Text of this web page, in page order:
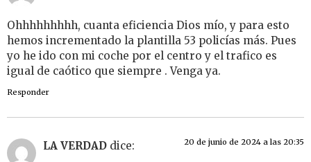
Ohhhhhhhhh, cuanta eficiencia Dios mío, y para esto
hemos incrementado la plantilla 53 policías más. Pues
yo he ido con mi coche por el centro y el trafico es
igual de caótico que siempre . Venga ya.
Responder
LA VERDAD dice: 20 de junio de 2024 a las 20:35